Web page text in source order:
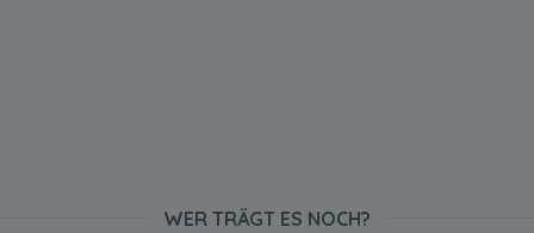
WER TRÄGT ES NOCH?